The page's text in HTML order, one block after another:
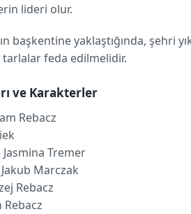
lideri olur.
başkentine yaklaştığında, şehri
feda edilmelidir.
ve Karakterler
Rebacz
Tremer
Marczak
Rebacz
Rebacz